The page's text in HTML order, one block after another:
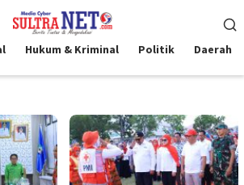
Hukum & Kriminal Politik Daerah